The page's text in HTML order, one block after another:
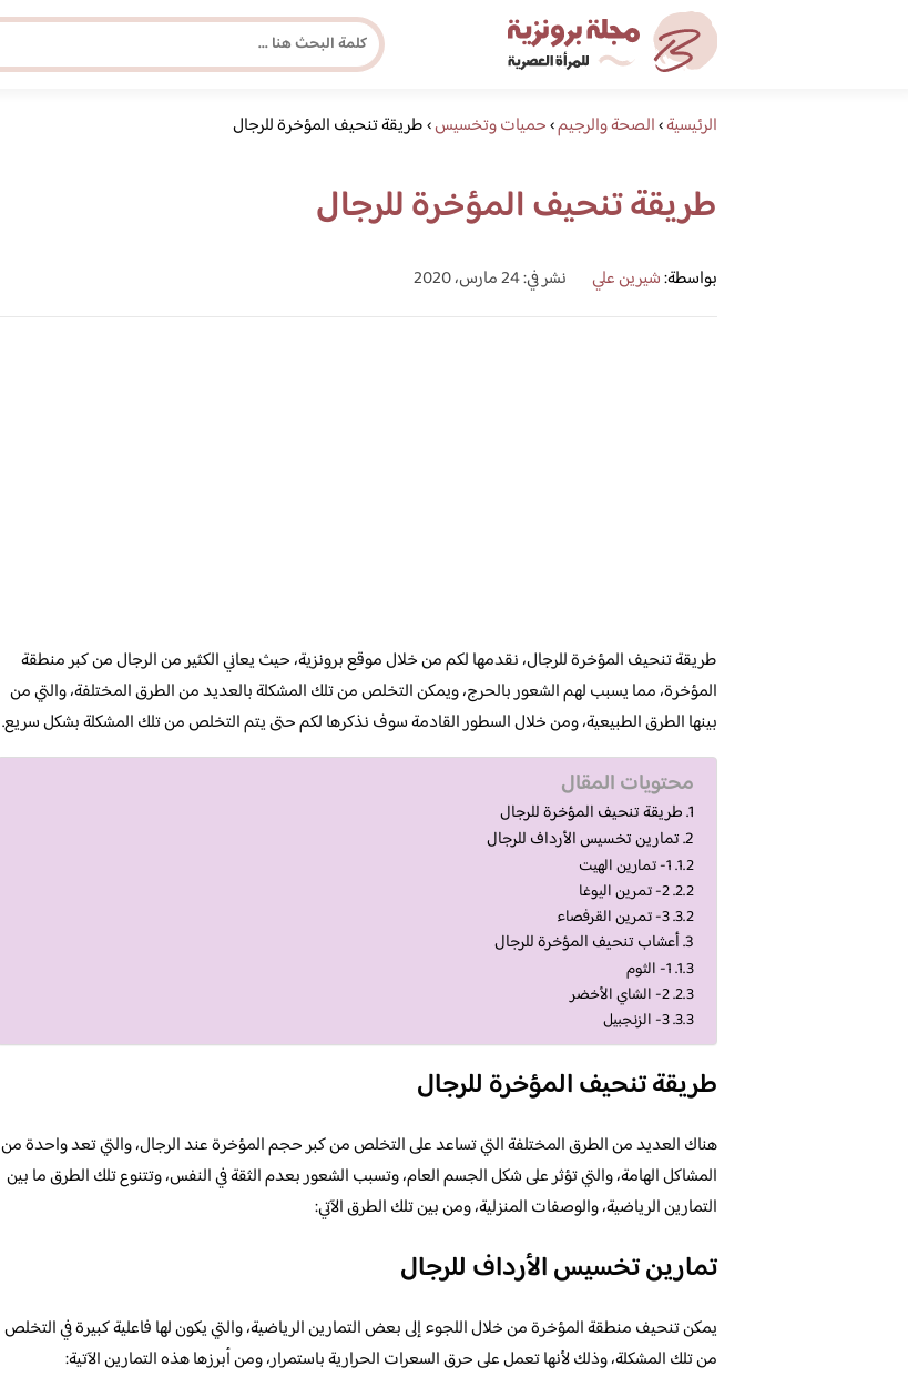
مجلة برونزية للفتاة العصرية الرئيسية›الصحة والرجيم›حميات وتخسيس›طريقة تنحيف المؤخرة للرجال
طريقة تنحيف المؤخرة للرجال
بواسطة:شيرين علي نشر في: 24 مارس، 2020
طريقة تنحيف المؤخرة للرجال، نقدمها لكم من خلال موقع برونزية، حيث يعاني الكثير من الرجال من كبر منطقة
المؤخرة، مما يسبب لهم الشعور بالحرج، ويمكن التخلص من تلك المشكلة بالعديد من الطرق المختلفة، والتي من
بينها الطرق الطبيعية، ومن خلال السطور القادمة سوف نذكرها لكم حتى يتم التخلص من تلك المشكلة بشكل سريع.
محتويات المقال
طريقة تنحيف المؤخرة للرجال
تمارين تخسيس الأرداف للرجال
1- تمارين الهيت
2- تمرين اليوغا
3- تمرين القرفصاء
أعشاب تنحيف المؤخرة للرجال
1- الثوم
2- الشاي الأخضر
3- الزنجبيل
طريقة تنحيف المؤخرة للرجال
هناك العديد من الطرق المختلفة التي تساعد على التخلص من كبر حجم المؤخرة عند الرجال، والتي تعد واحدة من
المشاكل الهامة، والتي تؤثر على شكل الجسم العام، وتسبب الشعور بعدم الثقة في النفس، وتتنوع تلك الطرق ما بين
التمارين الرياضية، والوصفات المنزلية، ومن بين تلك الطرق الآتي:
تمارين تخسيس الأرداف للرجال
يمكن تنحيف منطقة المؤخرة من خلال اللجوء إلى بعض التمارين الرياضية، والتي يكون لها فاعلية كبيرة في التخلص
من تلك المشكلة، وذلك لأنها تعمل على حرق السعرات الحرارية باستمرار، ومن أبرزها هذه التمارين الآتية: